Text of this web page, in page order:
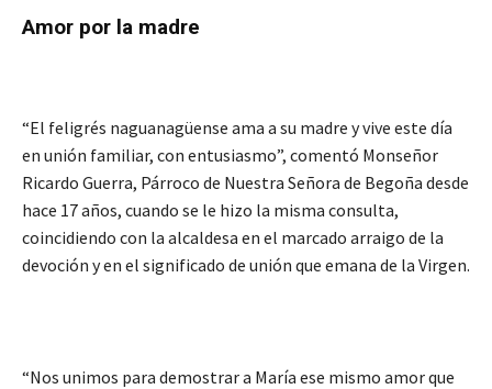
Amor por la madre
“El feligrés naguanagüense ama a su madre y vive este día
en unión familiar, con entusiasmo”, comentó Monseñor
Ricardo Guerra, Párroco de Nuestra Señora de Begoña desde
hace 17 años, cuando se le hizo la misma consulta,
coincidiendo con la alcaldesa en el marcado arraigo de la
devoción y en el significado de unión que emana de la Virgen.
“Nos unimos para demostrar a María ese mismo amor que